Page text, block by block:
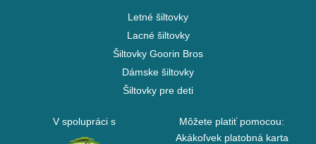
Letné šiltovky
Lacné šiltovky
Šiltovky Goorin Bros
Dámske šiltovky
Šiltovky pre deti
V spolupráci s
Môžete platiť pomocou:
Akákoľvek platobná karta